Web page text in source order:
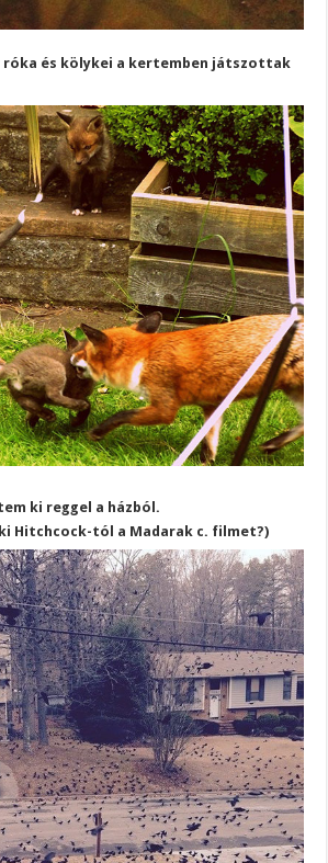
róka és kölykei a kertemben játszottak
ki reggel a házból.
Hitchcock-tól a Madarak c. filmet?)